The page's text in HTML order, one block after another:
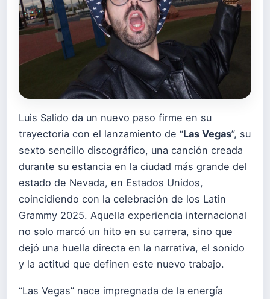
Luis Salido da un nuevo paso firme en su
trayectoria con el lanzamiento de “Las Vegas”, su
sexto sencillo discográfico, una canción creada
durante su estancia en la ciudad más grande del
estado de Nevada, en Estados Unidos,
coincidiendo con la celebración de los Latin
Grammy 2025. Aquella experiencia internacional
no solo marcó un hito en su carrera, sino que
dejó una huella directa en la narrativa, el sonido
y la actitud que definen este nuevo trabajo.
“Las Vegas” nace impregnada de la energía